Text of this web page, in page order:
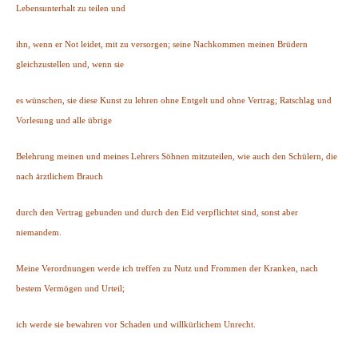
Lebensunterhalt zu teilen und
ihn, wenn er Not leidet, mit zu versorgen; seine Nachkommen meinen Brüdern
gleichzustellen und, wenn sie
es wünschen, sie diese Kunst zu lehren ohne Entgelt und ohne Vertrag; Ratschlag und
Vorlesung und alle übrige
Belehrung meinen und meines Lehrers Söhnen mitzuteilen, wie auch den Schülern, die
nach ärztlichem Brauch
durch den Vertrag gebunden und durch den Eid verpflichtet sind, sonst aber
niemandem.
Meine Verordnungen werde ich treffen zu Nutz und Frommen der Kranken, nach
bestem Vermögen und Urteil;
ich werde sie bewahren vor Schaden und willkürlichem Unrecht.